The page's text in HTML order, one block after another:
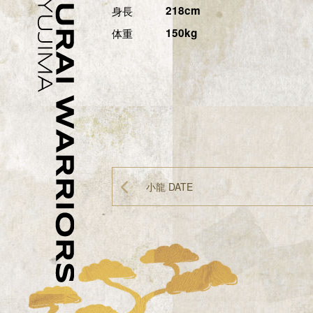
身長
218cm
体重
150kg
小龍 DATE